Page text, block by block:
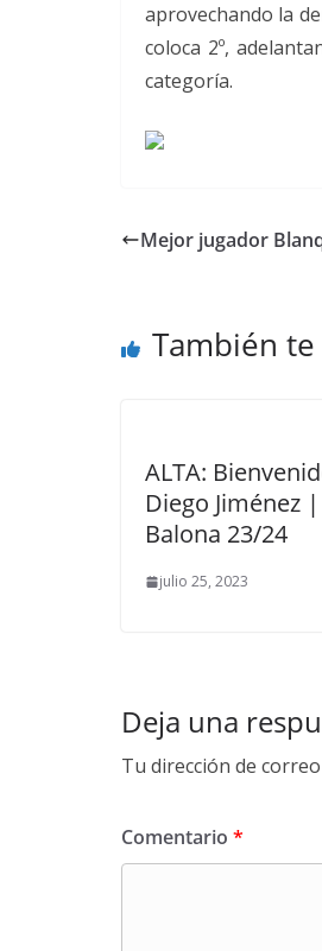
aprovechando la
coloca 2º,
categoría.
Mejor jugador
También
ALTA:
Diego Jiménez |
Balona 23/24
julio 25, 2023
Deja una
Tu dirección de
Comentario *